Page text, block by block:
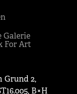
Galerie
For Art
Grund 2,
B×H